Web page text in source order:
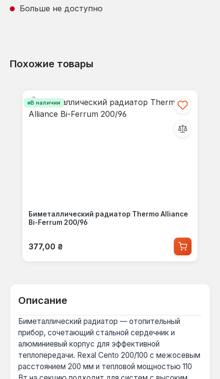
Больше не доступно
Похожие товары
В наличии
Биметаллический радиатор Thermo Alliance
Bi-Ferrum 200/96
Обычная цена:
377,00 ₴
Описание
Биметаллический радиатор — отопительный
прибор, сочетающий стальной сердечник и
алюминиевый корпус для эффективной
теплопередачи. Rexal Cento 200/100 с межосевым
расстоянием 200 мм и тепловой мощностью 110